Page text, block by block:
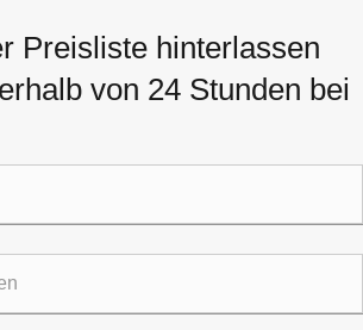
Preisliste hinterlassen
von 24 Stunden bei